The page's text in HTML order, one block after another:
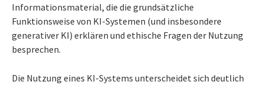
Informationsmaterial, die die grundsätzliche
Funktionsweise von KI-Systemen (und insbesondere
generativer KI) erklären und ethische Fragen der Nutzung
besprechen.
Die Nutzung eines KI-Systems unterscheidet sich deutlich